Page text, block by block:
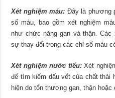
Xét nghiệm máu: Đây là phương
số máu, bao gồm xét nghiệm
như chức năng gan và thận. Các
sự thay đổi trong các chỉ số máu
Xét nghiệm nước tiểu:Xét
để tìm kiếm dấu vết của chất thải
hiện do tổn thương gan, thận